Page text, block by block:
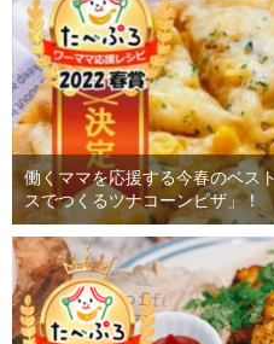
働くママを応援する今春のベス
スでつくるツナコーンピザ」！